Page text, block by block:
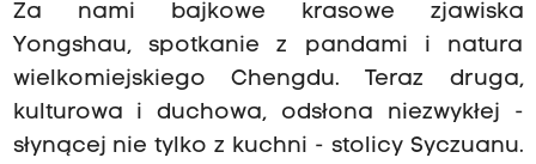
Za nami bajkowe krasowe zjawiska
Yongshau, spotkanie z pandami i natura
wielkomiejskiego Chengdu. Teraz druga,
kulturowa i duchowa, odsłona niezwykłej -
słynącej nie tylko z kuchni - stolicy Syczuanu.